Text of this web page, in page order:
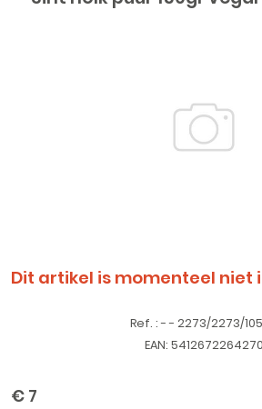
Dit artikel is momenteel niet
Ref. : - - 2273/2273/
EAN: 5412672264270
€ 7